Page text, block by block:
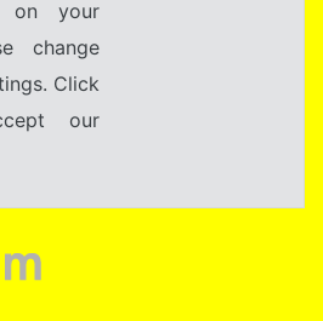
on your
change
Click
our